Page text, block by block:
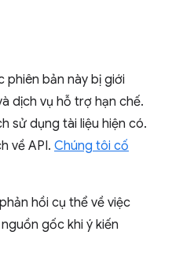
phiên bản này bị giới
dịch vụ hỗ trợ hạn chế.
sử dụng tài liệu hiện có.
về API. Chúng tôi cố
hồi cụ thể về việc
gốc khi ý kiến